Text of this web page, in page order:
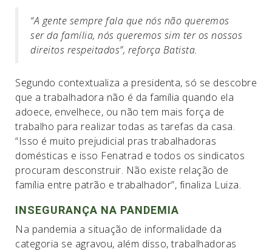
“A gente sempre fala que nós não queremos
ser da família, nós queremos sim ter os nossos
direitos respeitados”, reforça Batista.
Segundo contextualiza a presidenta, só se descobre
que a trabalhadora não é da família quando ela
adoece, envelhece, ou não tem mais força de
trabalho para realizar todas as tarefas da casa.
“Isso é muito prejudicial pras trabalhadoras
domésticas e isso Fenatrad e todos os sindicatos
procuram desconstruir. Não existe relação de
família entre patrão e trabalhador”, finaliza Luiza.
INSEGURANÇA NA PANDEMIA
Na pandemia a situação de informalidade da
categoria se agravou, além disso, trabalhadoras